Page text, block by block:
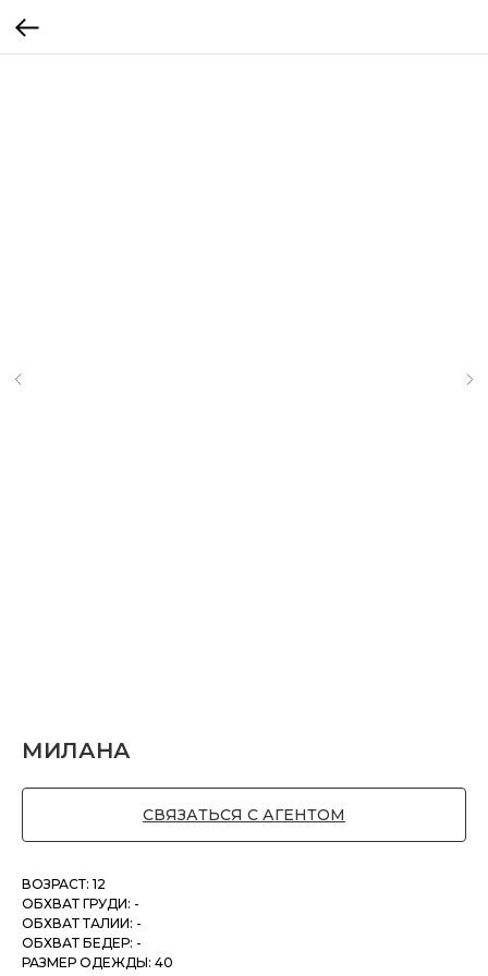
МИЛАНА
СВЯЗАТЬСЯ С АГЕНТОМ
ВОЗРАСТ: 12
ОБХВАТ ГРУДИ: -
ОБХВАТ ТАЛИИ: -
ОБХВАТ БЕДЕР: -
РАЗМЕР ОДЕЖДЫ: 40